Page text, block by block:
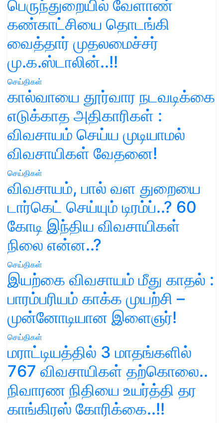
பெருந்துறையில் வேளாண்
கண்காட்சியை தொடங்கி
வைத்தார் முதலமைச்சர்
மு.க.ஸ்டாலின்..!!
செய்திகள்
கால்வாயை தூர்வார நடவடிக்கை
எடுக்காத அதிகாரிகள் :
விவசாயம் செய்ய முடியாமல்
விவசாயிகள் வேதனை!
செய்திகள்
விவசாயம், பால் வள துறையை
டார்கெட் செய்யும் டிரம்ப்..? 60
கோடி இந்திய விவசாயிகள்
நிலை என்ன..?
செய்திகள்
இயற்கை விவசாயம் மீது காதல் :
பாரம்பரியம் காக்க முயற்சி –
முன்னோடியான இளைஞர்!
செய்திகள்
மராட்டியத்தில் 3 மாதங்களில்
767 விவசாயிகள் தற்கொலை..
நிவாரண நிதியை உயர்த்தி தர
காங்கிரஸ் கோரிக்கை..!!